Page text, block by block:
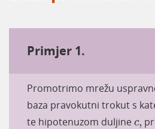
Primjer 1.
Promotrimo mrežu
baza pravokutni trokut s
te hipotenuzom duljine c,
c